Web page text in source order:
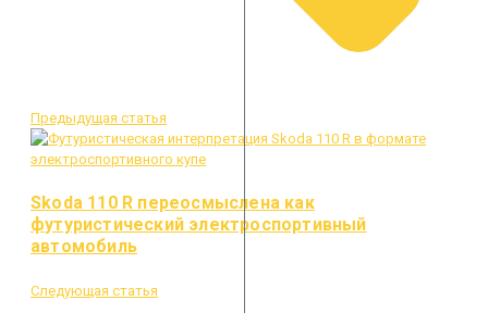
Предыдущая статья
Skoda 110 R переосмыслена как
футуристический электроспортивный
автомобиль
Следующая статья